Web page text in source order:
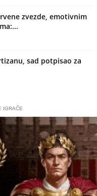
zvezde, emotivnim
sad potpisao za
IGRAČE